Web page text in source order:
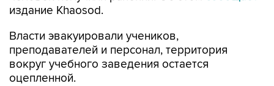
издание Khaosod.
Власти эвакуировали учеников,
преподавателей и персонал, территория
вокруг учебного заведения остается
оцепленной.